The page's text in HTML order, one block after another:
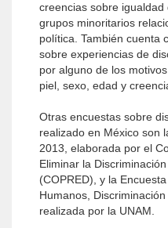
creencias sobre
grupos minoritarios
política. También cuenta
sobre experiencias de
por alguno de los
piel, sexo, edad y
Otras encuestas sobre
realizado en México son
2013, elaborada por el
Eliminar la
(COPRED), y la
Humanos,
realizada por la UNAM.